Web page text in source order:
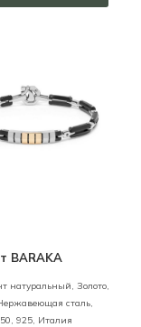
BARAKA
натуральный, Золото,
сталь,
925, Италия